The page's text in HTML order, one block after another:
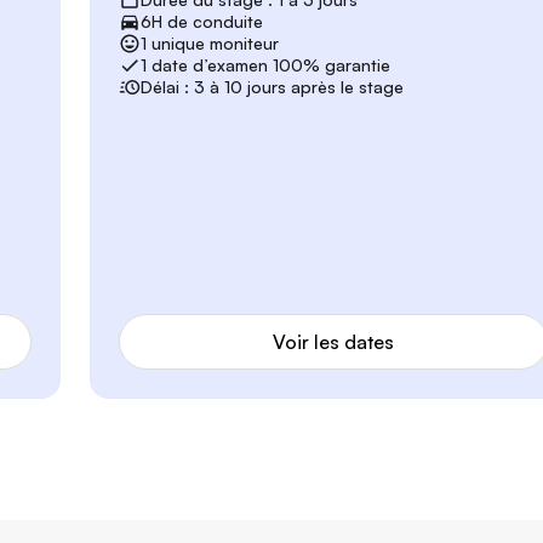
6H de conduite
1 unique moniteur
1 date d’examen 100% garantie
Délai : 3 à 10 jours après le stage
Voir les dates